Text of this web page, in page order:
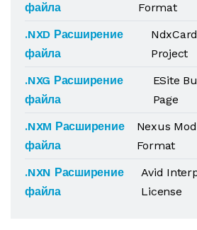
файла
Format
.NXD Расширение
файла
Project
.NXG Расширение
файла
ESite
Page
.NXM Расширение
файла
Nexus
Format
.NXN Расширение
файла
Avid
License